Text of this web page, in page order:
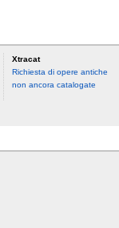
Xtracat
Richiesta di opere antiche
non ancora catalogate